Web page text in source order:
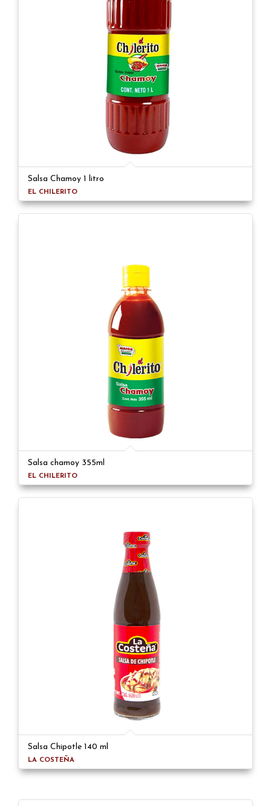
Salsa Chamoy 1 litro
EL CHILERITO
Salsa chamoy 355ml
EL CHILERITO
Salsa Chipotle 140 ml
LA COSTEÑA